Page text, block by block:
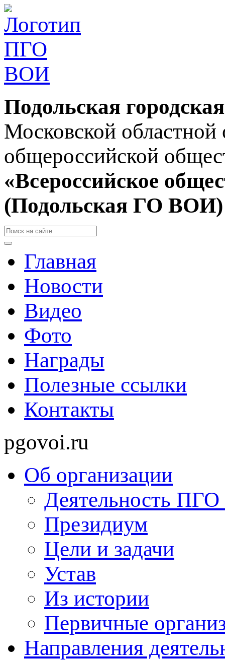
Подольская
Московской областной
общероссийской
«Всероссийское
(Подольская ГО ВОИ)
Главная
Новости
Видео
Фото
Награды
Полезные ссылки
Контакты
pgovoi.ru
Об организации
Деятельность
Президиум
Цели и задачи
Устав
Из истории
Первичные
Направления